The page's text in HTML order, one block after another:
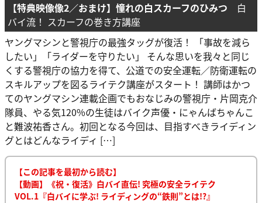
【特典映像像2／おまけ】憧れの白スカーフのひみつ 白
バイ流！ スカーフの巻き方講座
ヤングマシンと警視庁の最強タッグが復活！ 「事故を減ら
したい」「ライダーを守りたい」 そんな思いを我々と同じ
くする警視庁の協力を得て、公道での安全運転／防衛運転の
スキルアップを図るライテク講座がスタート！ 講師はかつ
てのヤングマシン連載企画でもおなじみの警視庁・片岡克介
隊員、やる気120%の生徒はバイク声優・にゃんばちゃんこ
と難波祐香さん。初回となる今回は、目指すべきライディン
グとはどんなライディ […]
【この記事を最初から読む】
【動画】《祝・復活》白バイ直伝! 究極の安全ライテク
VOL.1『白バイに学ぶ! ライディングの“鉄則”とは!?』